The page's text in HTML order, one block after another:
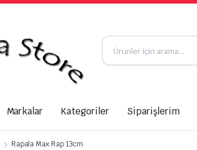
Markalar Kategoriler Siparişlerim
Rapala Max Rap 13cm